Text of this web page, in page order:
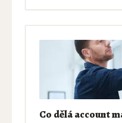
Co dělá account